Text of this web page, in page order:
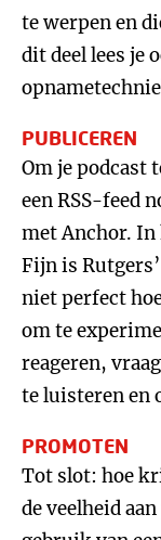
te werpen en
dit deel lees je
PUBLICEREN
Om je podcast
een RSS-feed
met Anchor. In
Fijn is
niet perfect
om te
reageren,
te luisteren en
PROMOTEN
Tot slot: hoe
de veelheid